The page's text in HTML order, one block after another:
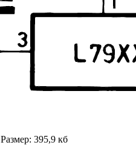
Размер: 395,9 кб